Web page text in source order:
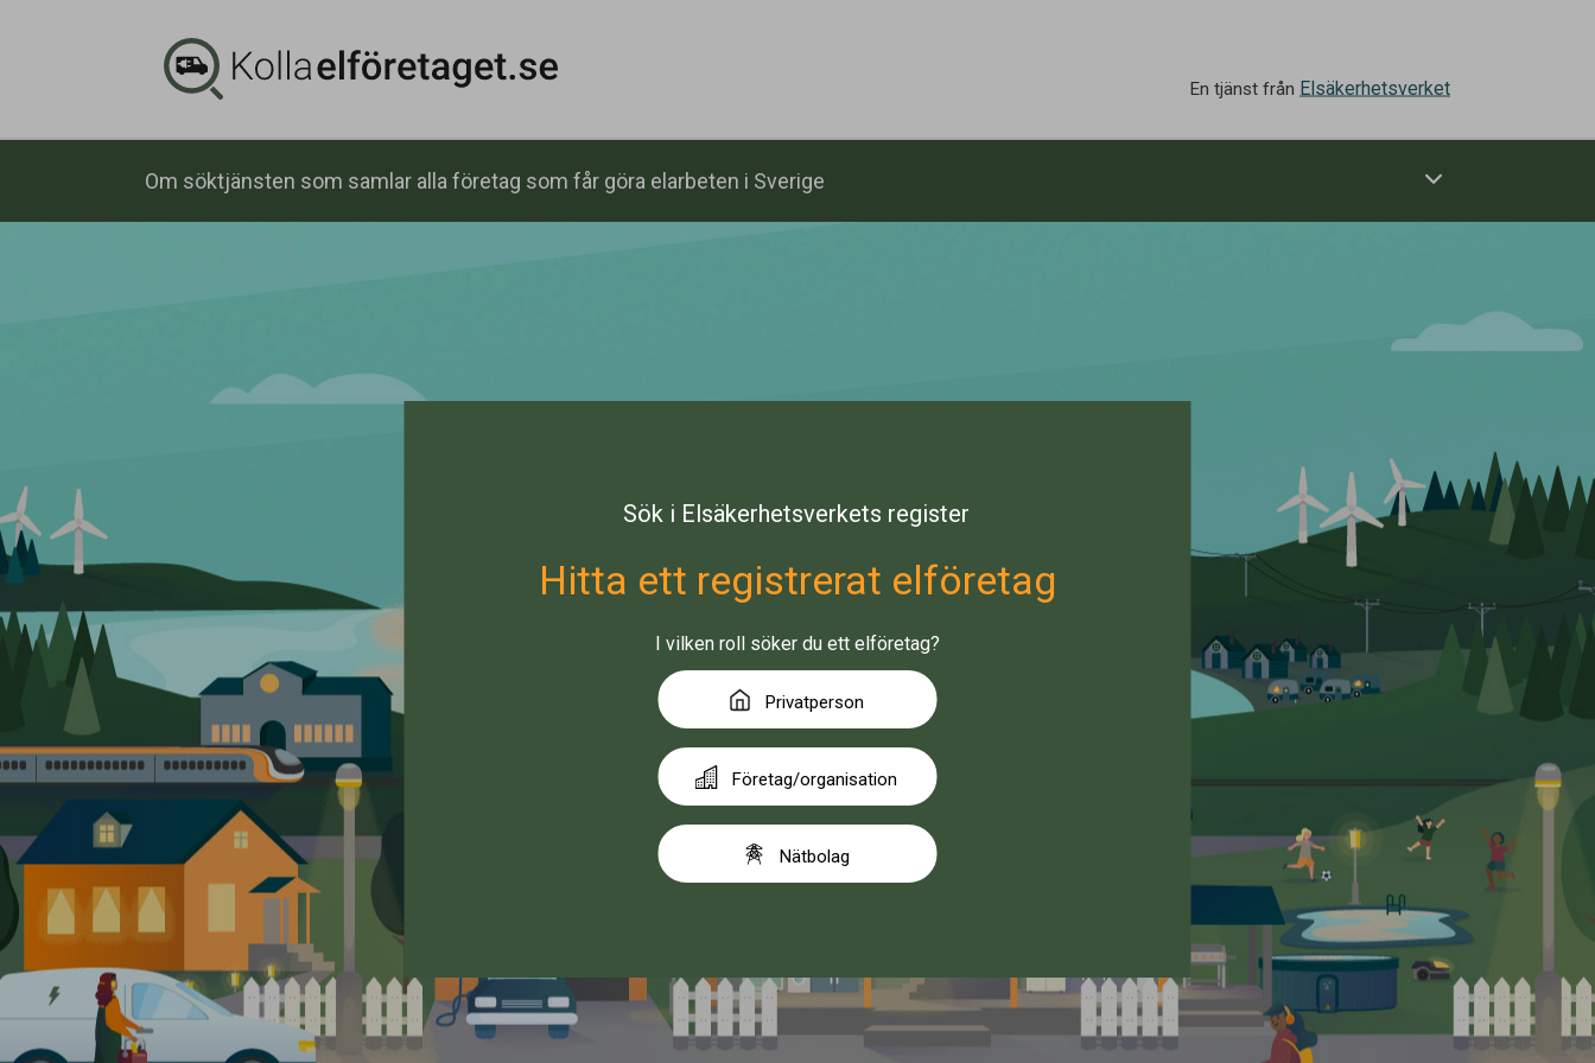
En tjänst från Elsäkerhetsverket
Om söktjänsten som samlar alla företag som får göra elarbeten i Sverige
Sök i Elsäkerhetsverkets register
Hitta ett registrerat elföretag
I vilken roll söker du ett elföretag?
Privatperson
Företag/organisation
Nätbolag